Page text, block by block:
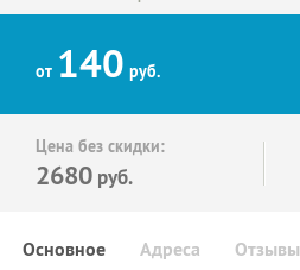
от 140 руб.
Цена без скидки:
2680 руб.
Основное Отзывы
Адреса